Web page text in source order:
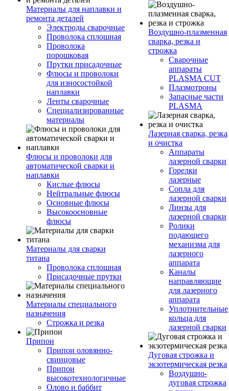
Материалы для наплавки и
ремонта деталей
Электроды сварочные
Проволока сплошная
Проволока
порошковая
Прутки присадочные
Флюсы и проволоки
для износостойкой
наплавки
Ленты сварочные
Специализированные
материалы
Флюсы и проволоки для
автоматической сварки и
наплавки
Кислые флюсы
Нейтральные флюсы
Основные флюсы
Высокоосновные
флюсы
Материалы для сварки
титана
Проволока сплошная
Присадочные прутки
Материалы специального
назначения
Строжка и резка
Припои
Припои оловянно-
свинцовые
Припои
высокотехнологичные
Олово и баббит
Воздушно-плазменная
сварка, резка и
строжка
Сварочные
аппараты
PLASMA CUT
Плазмотроны
Запасные части
PLASMA
Лазерная сварка, резка
и очистка
Аппараты
лазерной сварки
Горелки
лазерные
Сопла для
лазерной сварки
Линзы для
лазерной сварки
Ролики
подающего
механизма для
лазерного
аппарата
Каналы
направляющие
для лазерного
аппарата
Уплотнительные
кольца для
лазерной сварки
Дуговая строжка и
экзотермическая резка
Воздушно-
дуговая строжка